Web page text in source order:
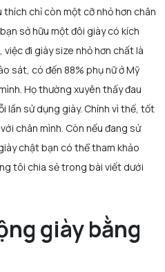
thích chỉ còn một cỡ nhỏ hơn chân
sở hữu một đôi giày có kích
đi giày size nhỏ hơn chất là
sát, có đến 88% phụ nữ ở Mỹ
Họ thường xuyên thấy đau
lần sử dụng giày. Chính vì thế, tốt
chân mình. Còn nếu đang sử
chật bạn có thể tham khảo
tôi chia sẻ trong bài viết dưới
giày bằng